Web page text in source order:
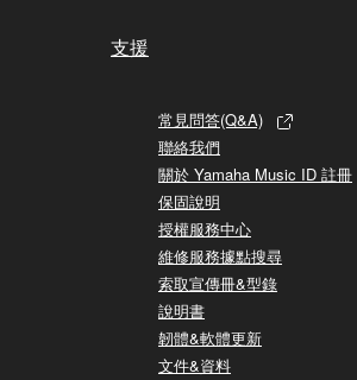
支援
常見問答(Q&A)
聯絡我們
關於 Yamaha Music ID 註冊
保固說明
授權服務中心
維修服務據點搜尋
索取宣傳冊&型錄
說明書
韌體&軟體更新
文件&資料